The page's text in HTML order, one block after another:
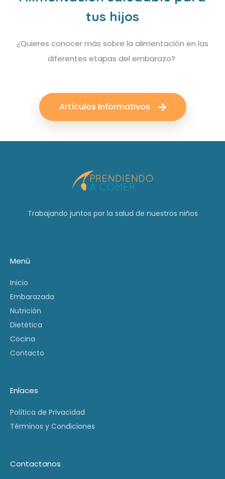
tus hijos
¿Quieres conocer más sobre la alimentación en las
diferentes etapas del embarazo?
Artículos Informativos
Trabajando juntos por la salud de nuestros niños
Menú
Inicio
Embarazada
Nutrición
Dietética
Cocina
Contacto
Enlaces
Política de Privacidad
Términos y Condiciones
Contactanos